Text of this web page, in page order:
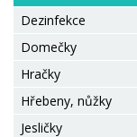
Dezinfekce
Domečky
Hračky
Hřebeny, nůžky
Jesličky